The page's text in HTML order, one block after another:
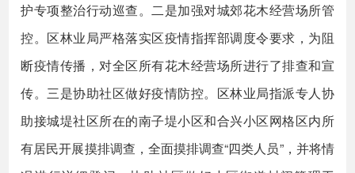
护专项整治行动巡查。二是加强对城郊花木经营场所管
控。区林业局严格落实区疫情指挥部调度令要求，为阻
断疫情传播，对全区所有花木经营场所进行了排查和宣
传。三是协助社区做好疫情防控。区林业局指派专人协
助接城堤社区所在的南子堤小区和合兴小区网格区内所
有居民开展摸排调查，全面摸排调查“四类人员”，并将情